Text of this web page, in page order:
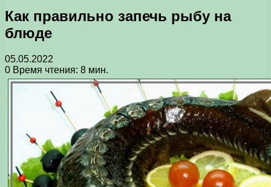
Как правильно запечь рыбу на
блюде
05.05.2022
0 Время чтения: 8 мин.